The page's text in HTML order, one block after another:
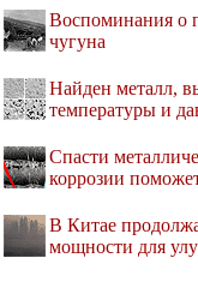
Воспоминания о
чугуна
Найден металл,
температуры и
Спасти
коррозии
В Китае
мощности для